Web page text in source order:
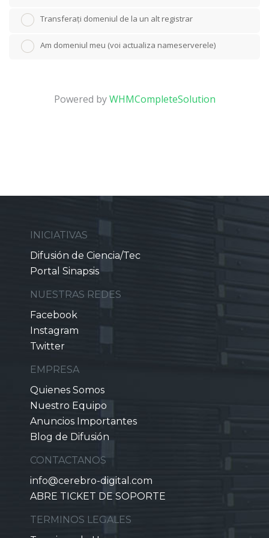
Transferați domeniul de la un alt registrar
Am domeniul meu (voi actualiza nameserverele)
Powered byWHMCompleteSolution
INICIATIVAS
Difusión de Ciencia/Tec
Portal Sinapsis
NUESTRAS REDES
Facebook
Instagram
Twitter
EMPRESA
Quienes Somos
Nuestro Equipo
Anuncios Importantes
Blog de Difusión
CONTACTANOS
info@cerebro-digital.com
ABRE TICKET DE SOPORTE
TERMINOS LEGALES